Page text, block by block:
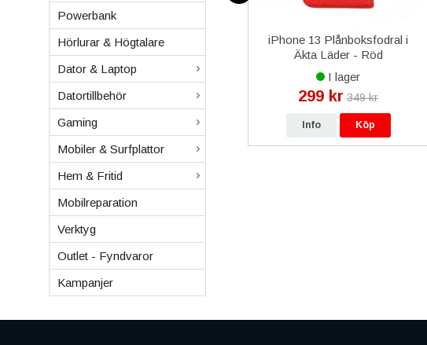
Powerbank
Hörlurar & Högtalare
Dator & Laptop
Datortillbehör
Gaming
Mobiler & Surfplattor
Hem & Fritid
Mobilreparation
Verktyg
Outlet - Fyndvaror
Kampanjer
Samsung Galaxy Core Prime
Glas & Digitizer (SM-G3608) -
129 kr
iPhone 13 Plånboksfodral i
Äkta Läder - Röd
I lager
299 kr 349 kr
Info Köp